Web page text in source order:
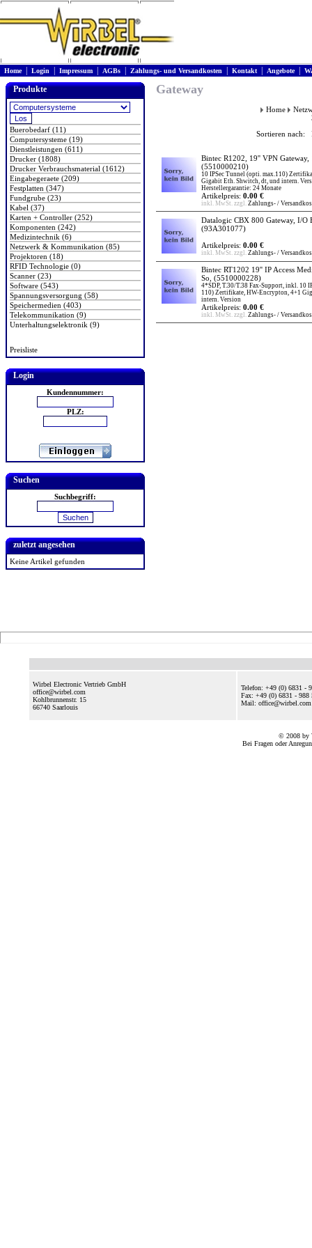
Home| Login Impressum AGBs Zahlungs- und Versandkosten Kontakt| Angebote|
Produkte
Buerobedarf (11)
Computersysteme (19)
Dienstleistungen (611)
Drucker (1808)
Drucker Verbrauchsmaterial (1612)
Eingabegeraete (209)
Festplatten (347)
Fundgrube (23)
Kabel (37)
Karten + Controller (252)
Komponenten (242)
Medizintechnik (6)
Netzwerk & Kommunikation (85)
Projektoren (18)
RFID Technologie (0)
Scanner (23)
Software (543)
Spannungsversorgung (58)
Speichermedien (403)
Telekommunikation (9)
Unterhaltungselektronik (9)
Preisliste
Login
Kundennummer:
PLZ:
Suchen
Suchbegriff:
zuletzt angesehen
Keine Artikel gefunden
Gateway
Home
Sortieren nach:
Bintec R1202, 19'' VPN
(5510000210)
10 IPSec Tunnel (opti. max.110)
Gigabit Eth. Shwitch, dt, und intern.
Herstellergarantie: 24 Monate
Artikelpreis: 0.00 €
inkl. MwSt. zzgl. Zahlungs- /
Datalogic CBX 800 Gateway, I/O
(93A301077)
Artikelpreis: 0.00 €
inkl. MwSt. zzgl. Zahlungs- /
Bintec RT1202 19'' IP Access
So, (5510000228)
4*SDP, T.30/T.38 Fax-Support, inkl. 10
110) Zertifikate, HW-Encrypton, 4+1
intern. Version
Artikelpreis: 0.00 €
inkl. MwSt. zzgl. Zahlungs- /
Wirbel Electronic Vertrieb GmbH
office@wirbel.com
Kohlbrunnenstr. 15
66740 Saarlouis
Telefon: +49 (0) 6831 -
Fax: +49 (0) 6831 - 988
Mail:
© 2008 by
Bei Fragen oder